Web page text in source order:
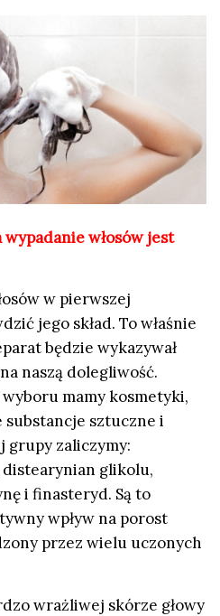
wypadanie włosów jest
w pierwszej
jego skład. To właśnie
będzie wykazywał
naszą dolegliwość.
mamy kosmetyki,
sztuczne i
grupy zaliczymy:
glikolu,
i finasteryd. Są to
wpływ na porost
przez wielu uczonych
wrażliwej skórze głowy